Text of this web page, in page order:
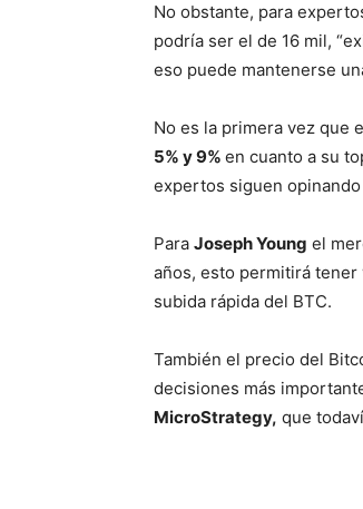
No obstante, para
podría ser el de 16 mil,
eso puede mantenerse
No es la primera vez que
5% y 9% en cuanto a su
expertos siguen
Para Joseph Young el
años, esto permitirá
subida rápida del BTC.
También el precio del
decisiones más
MicroStrategy, que